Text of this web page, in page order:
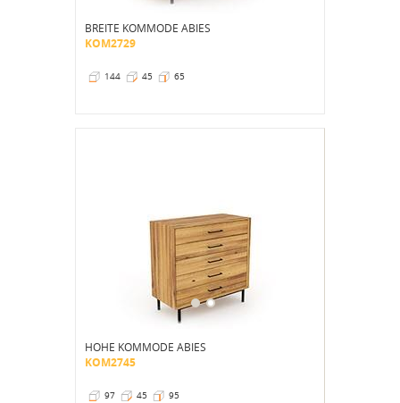
BREITE KOMMODE ABIES
KOM2729
144 45 65
HOHE KOMMODE ABIES
KOM2745
97 45 95